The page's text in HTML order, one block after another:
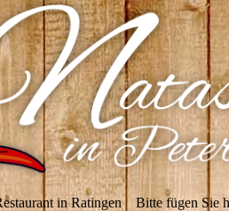
in Ratingen Bitte fügen Sie